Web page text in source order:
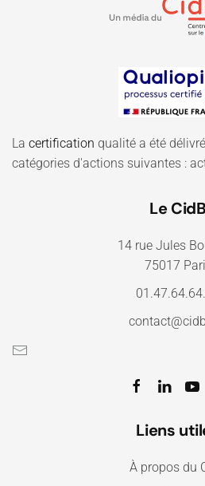
La certification qualité a été
catégories d'actions suivantes :
Le CidB
14 rue Jules
75017
Liens
À propos du